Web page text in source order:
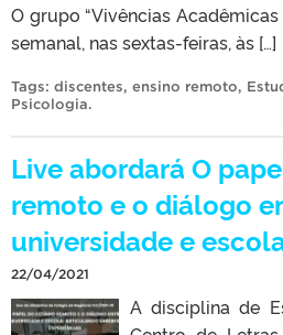
O grupo “Vivências
semanal, nas sextas-feiras, às […]
Tags: discentes, ensino remoto,
Psicologia.
Live abordará O
remoto e o diálogo
universidade e
22/04/2021
A disciplina de